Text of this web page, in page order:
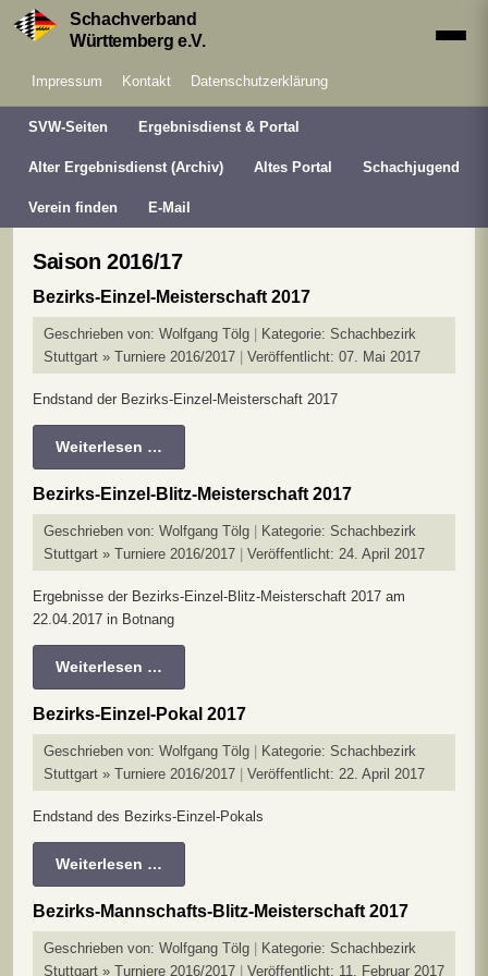
Schachverband
Württemberg e.V.
Impressum Kontakt Datenschutzerklärung
SVW-Seiten Ergebnisdienst & Portal
Alter Ergebnisdienst (Archiv) Altes Portal Schachjugend
Verein finden E-Mail
Saison 2016/17
Bezirks-Einzel-Meisterschaft 2017
Geschrieben von: Wolfgang Tölg Kategorie: Schachbezirk
Stuttgart » Turniere 2016/2017
Veröffentlicht: 07. Mai 2017
Endstand der Bezirks-Einzel-Meisterschaft 2017
Weiterlesen …
Bezirks-Einzel-Blitz-Meisterschaft 2017
Geschrieben von: Wolfgang Tölg Kategorie: Schachbezirk
Stuttgart » Turniere 2016/2017
Veröffentlicht: 24. April 2017
Ergebnisse der Bezirks-Einzel-Blitz-Meisterschaft 2017 am
22.04.2017 in Botnang
Weiterlesen …
Bezirks-Einzel-Pokal 2017
Geschrieben von: Wolfgang Tölg Kategorie: Schachbezirk
Stuttgart » Turniere 2016/2017
Veröffentlicht: 22. April 2017
Endstand des Bezirks-Einzel-Pokals
Weiterlesen …
Bezirks-Mannschafts-Blitz-Meisterschaft 2017
Geschrieben von: Wolfgang Tölg Kategorie: Schachbezirk
Stuttgart » Turniere 2016/2017
Veröffentlicht: 11. Februar 2017